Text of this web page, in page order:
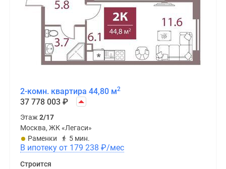
2-комн. квартира 44,80 м2
37 778 003 ₽
Этаж2/17
Москва, ЖК «Легаси»
Раменки
5 мин.
В ипотеку от 179 238 ₽/мес
Строится